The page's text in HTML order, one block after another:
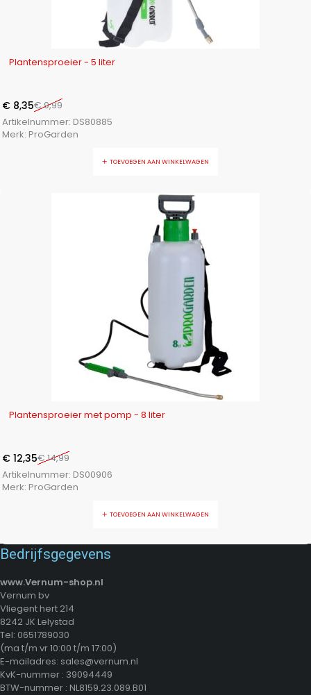
Plantensproeier - 5 liter
€9,99
€ 8,35
Artikelnummer: DS80885
Merk: ProGarden
TOEVOEGEN AAN WINKELWAGEN
Plantensproeier met pomp - 8 liter
€14,99
€ 12,35
Artikelnummer: DS00906
Merk: ProGarden
TOEVOEGEN AAN WINKELWAGEN
Bedrijfsgegevens
www.Vernum-shop.nl
Vernum bv
Vliegent hert 214
8242 JK Lelystad
Tel: 0651789030
(ma t/m vr 10:00 t/m 17:00)
E-mailadres: sales@vernum.nl
KvK-nummer : 39094449
BTW-nummer : NL8159.23.089.B01